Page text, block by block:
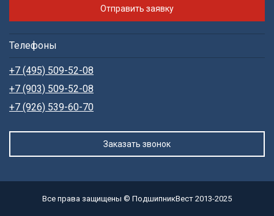
Отправить заявку
Телефоны
+7 (495) 509-52-08
+7 (903) 509-52-08
+7 (926) 539-60-70
Заказать звонок
Все права защищены © ПодшипникВест 2013-2025